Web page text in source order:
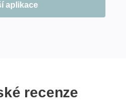
aplikace
recenze